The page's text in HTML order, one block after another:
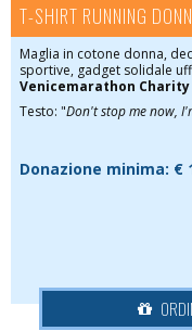
T-SHIRT RUNNING
Maglia in cotone donna,
sportive, gadget solidale
Venicemarathon
Testo: "Don't stop me now,
Donazione minima: €